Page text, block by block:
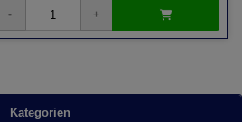
Kategorien